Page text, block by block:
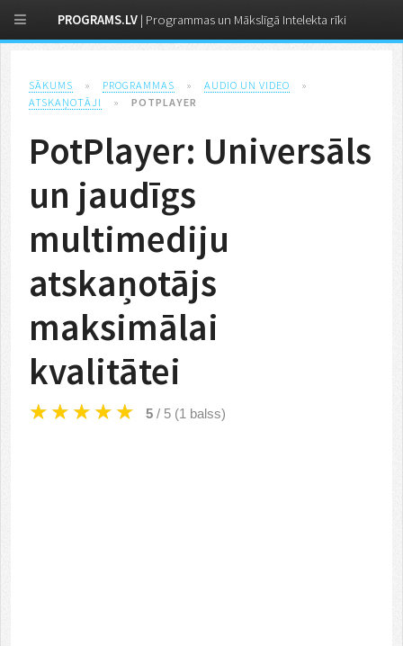
SĀKUMS » PROGRAMMAS » AUDIO UN VIDEO
»
ATSKAŅOTĀJI
» POTPLAYER
PotPlayer: Universāls
un jaudīgs
multimediju
atskaņotājs
maksimālai
kvalitātei
5 / 5 (1 balss)
PROGRAMS.LV | Programmas un Mākslīgā Intelekta rīki